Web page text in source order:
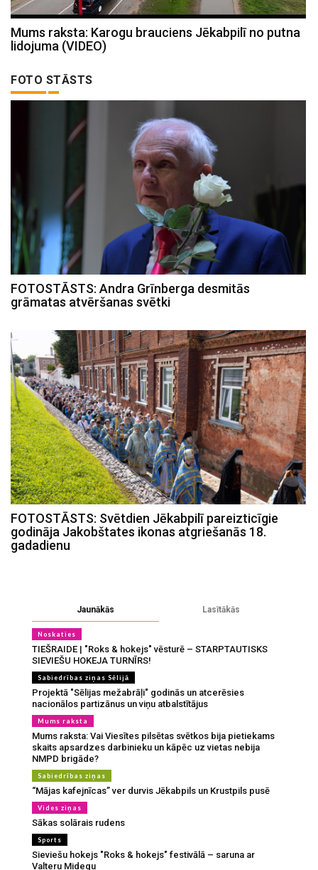
Mums raksta: Karogu brauciens Jēkabpilī no putna
lidojuma (VIDEO)
FOTO STĀSTS
FOTOSTĀSTS: Andra Grīnberga desmitās
grāmatas atvēršanas svētki
FOTOSTĀSTS: Svētdien Jēkabpilī pareizticīgie
godināja Jakobštates ikonas atgriešanās 18.
gadadienu
Jaunākās Lasītākās
Noskaties
TIEŠRAIDE | "Roks & hokejs" vēsturē – STARPTAUTISKS
SIEVIEŠU HOKEJA TURNĪRS!
Sabiedrības ziņas Sēlijā
Projektā "Sēlijas mežabrāļi" godinās un atcerēsies
nacionālos partizānus un viņu atbalstītājus
Mums raksta
Mums raksta: Vai Viesītes pilsētas svētkos bija pietiekams
skaits apsardzes darbinieku un kāpēc uz vietas nebija
NMPD brigāde?
Sabiedrības ziņas
“Mājas kafejnīcas” ver durvis Jēkabpils un Krustpils pusē
Vides ziņas
Sākas solārais rudens
Sports
Sieviešu hokejs "Roks & hokejs" festivālā – saruna ar
Valteru Midegu